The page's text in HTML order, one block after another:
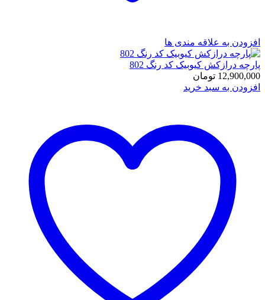
افزودن به علاقه مندی ها
پارچه درازکش کیوبیک کد رنگ 802
12,900,000 تومان
افزودن به سبد خرید